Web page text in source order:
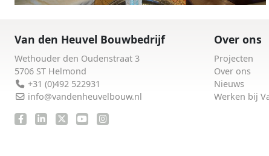
Van den Heuvel Bouwbedrijf
Wethouder den Oudenstraat 3
5706 ST Helmond
+31 (0)492 522931
info@vandenheuvelbouw.nl
Over ons
Projecten
Over ons
Nieuws
Werken bij